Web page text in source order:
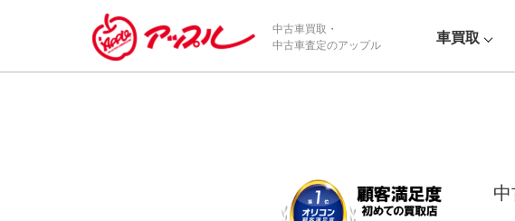
/*ABテスト_新規査定フォームの為のCVボタン*/
中古車買取・
中古車査定のアップル
車買取